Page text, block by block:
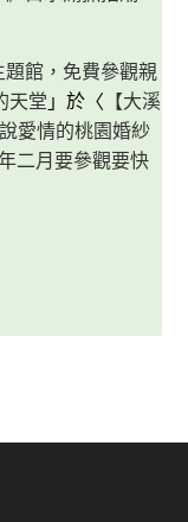
題館，免費參觀親
天堂 」於〈 【大溪
愛情的桃園婚紗
二月要參觀要快